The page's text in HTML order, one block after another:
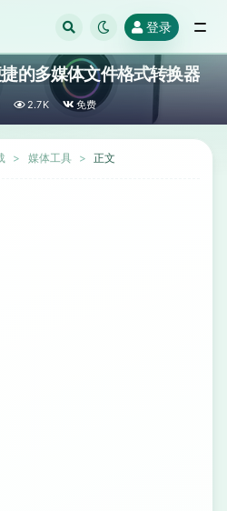
登录
的多媒体文件格式转换器
2.7K 免费
媒体工具 正文